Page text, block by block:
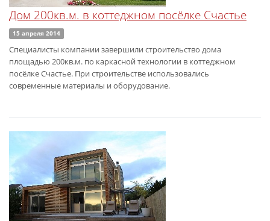
Дом 200кв.м. в коттеджном посёлке Счастье
15 апреля 2014
Специалисты компании завершили строительство дома
площадью 200кв.м. по каркасной технологии в коттеджном
посёлке Счастье. При строительстве использовались
современные материалы и оборудование.